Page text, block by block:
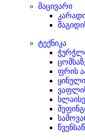
მაცივარი
ტექნიკა
ფრის